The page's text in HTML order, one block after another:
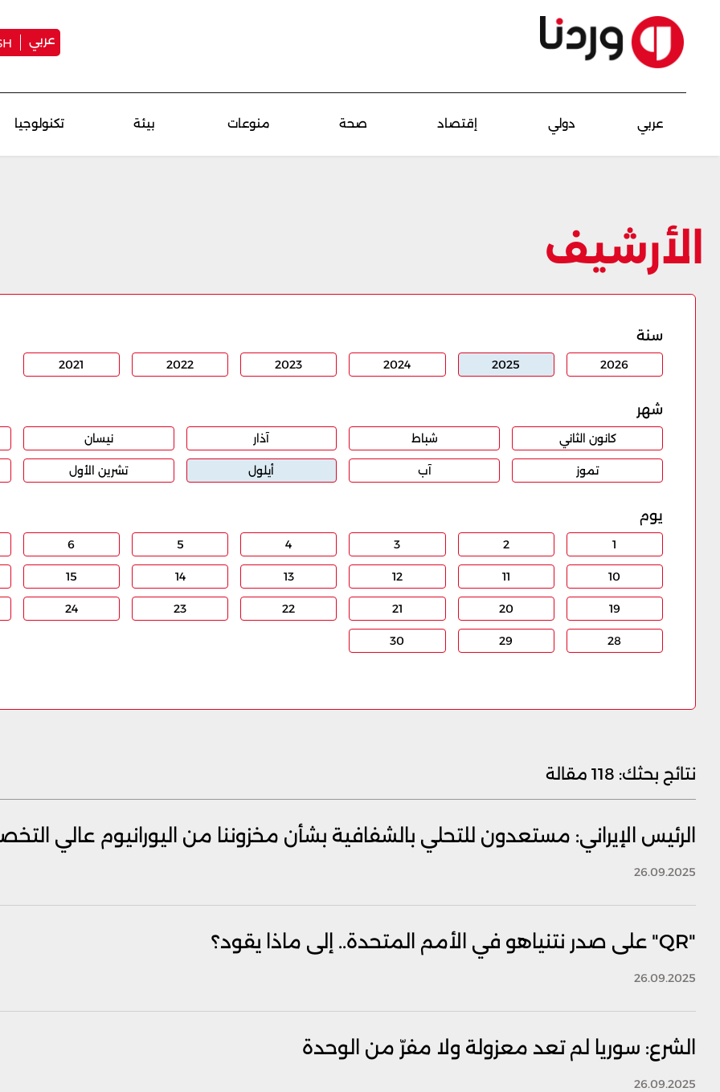
عربي
عربي دولي إقتصاد صحة منوعات بيئة تكنولوجيا
الأرشيف
سنة
2026
2025
2024
2023
2022
2021
شهر
كانون الثاني شباط آذار نيسان
تموز آب أيلول تشرين الأول
يوم
1
2
3
4
5
6
10
11
12
13
14
15
19
20
21
22
23
24
28
29
30
نتائج بحثك: 118 مقالة
الرئيس الإيراني: مستعدون للتحلي بالشفافية بشأن مخزوننا من اليورانيوم عالي
26.09.2025
"QR" على صدر نتنياهو في الأمم المتحدة.. إلى ماذا يقود؟
26.09.2025
الشرع: سوريا لم تعد معزولة ولا مفرّ من الوحدة
26.09.2025